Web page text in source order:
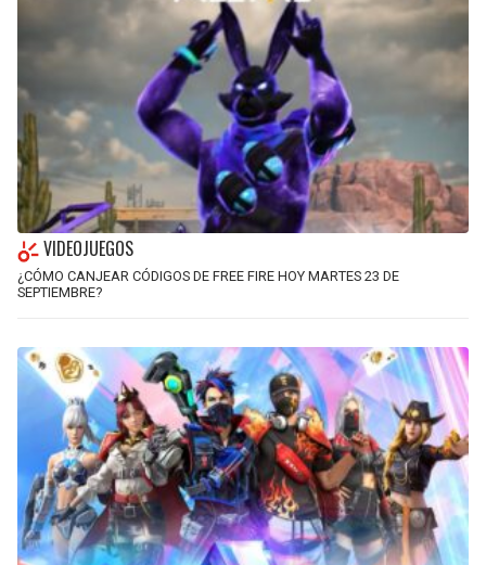
VIDEOJUEGOS
¿CÓMO CANJEAR CÓDIGOS DE FREE FIRE HOY MARTES 23 DE
SEPTIEMBRE?